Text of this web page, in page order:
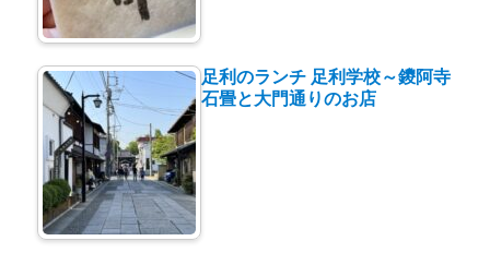
足利のランチ 足利学校～鑁阿寺
石畳と大門通りのお店